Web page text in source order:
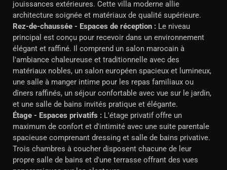
jouissances extérieures. Cette villa moderne allie
architecture soignée et matériaux de qualité supérieure.
Rez-de-chaussée - Espaces de réception : Le niveau
principal est conçu pour recevoir dans un environnement
élégant et raffiné. Il comprend un salon marocain à
l'ambiance chaleureuse et traditionnelle avec des
matériaux nobles, un salon européen spacieux et lumineux,
une salle à manger intime pour les repas familiaux ou
dîners raffinés, un séjour confortable avec vue sur le jardin,
et une salle de bains invités pratique et élégante.
Étage - Espaces privatifs : L'étage privatif offre un
maximum de confort et d'intimité avec une suite parentale
spacieuse comprenant dressing et salle de bains privative.
Trois chambres à coucher disposent chacune de leur
propre salle de bains et d'une terrasse offrant des vues